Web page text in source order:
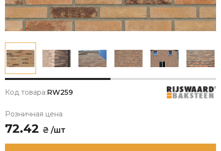
Код товара:RW259
Розничная цена
72.42 ₴ /шт